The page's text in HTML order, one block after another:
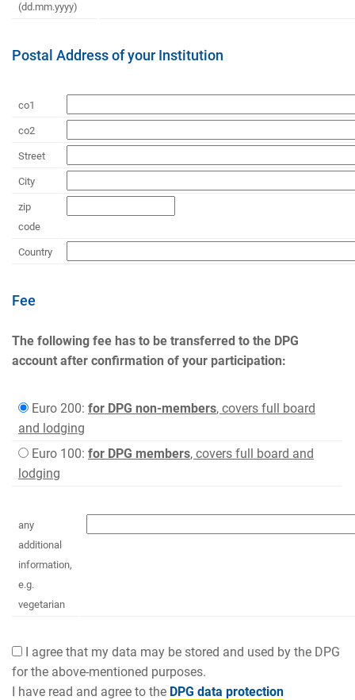
(dd.mm.yyyy)
Postal Address of your Institution
co1
co2
Street
City
zip
code
Country
Fee
The following fee has to be transferred to the DPG
account after confirmation of your participation:
Euro 200: for DPG non-members, covers full board
and lodging
Euro 100: for DPG members, covers full board and
lodging
any
additional
information,
e.g.
vegetarian
I agree that my data may be stored and used by the DPG
for the above-mentioned purposes.
I have read and agree to the DPG data protection